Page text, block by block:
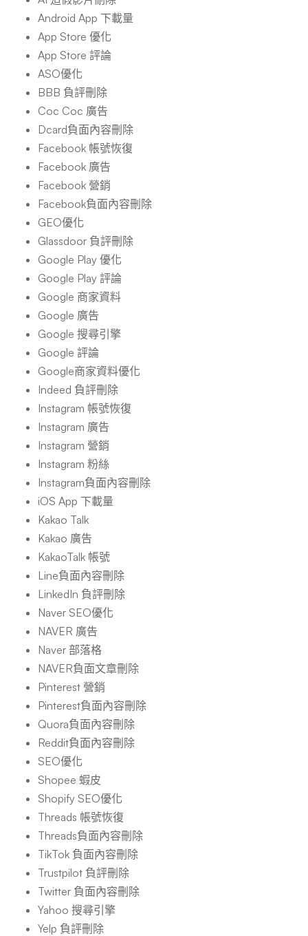
Android App 下載量
App Store 優化
App Store 評論
ASO優化
BBB 負評刪除
Coc Coc 廣告
Dcard負面內容刪除
Facebook 帳號恢復
Facebook 廣告
Facebook 營銷
Facebook負面內容刪除
GEO優化
Glassdoor 負評刪除
Google Play 優化
Google Play 評論
Google 商家資料
Google 廣告
Google 搜尋引擎
Google 評論
Google商家資料優化
Indeed 負評刪除
Instagram 帳號恢復
Instagram 廣告
Instagram 營銷
Instagram 粉絲
Instagram負面內容刪除
iOS App 下載量
Kakao Talk
Kakao 廣告
KakaoTalk 帳號
Line負面內容刪除
LinkedIn 負評刪除
Naver SEO優化
NAVER 廣告
Naver 部落格
NAVER負面文章刪除
Pinterest 營銷
Pinterest負面內容刪除
Quora負面內容刪除
Reddit負面內容刪除
SEO優化
Shopee 蝦皮
Shopify SEO優化
Threads 帳號恢復
Threads負面內容刪除
TikTok 負面內容刪除
Trustpilot 負評刪除
Twitter 負面內容刪除
Yahoo 搜尋引擎
Yelp 負評刪除